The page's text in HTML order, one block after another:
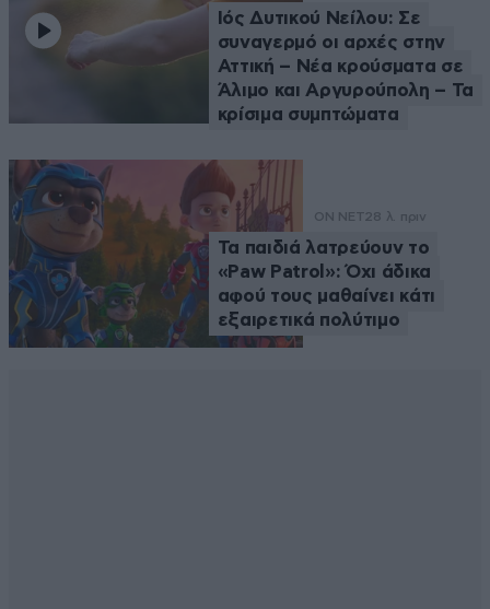
Ιός Δυτικού Νείλου: Σε
συναγερμό οι αρχές στην
Αττική – Νέα κρούσματα σε
Άλιμο και Αργυρούπολη – Τα
κρίσιμα συμπτώματα
ON NET28 λ. πριν
Τα παιδιά λατρεύουν το
«Paw Patrol»: Όχι άδικα
αφού τους μαθαίνει κάτι
εξαιρετικά πολύτιμο